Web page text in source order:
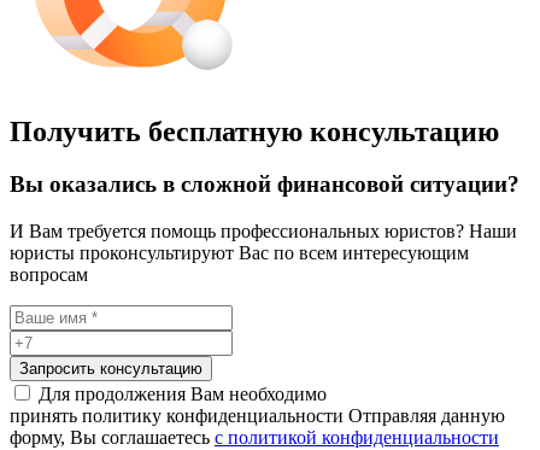
Получить бесплатную консультацию
Вы оказались в сложной финансовой ситуации?
И Вам требуется помощь профессиональных юристов? Наши
юристы проконсультируют Вас по всем интересующим
вопросам
Запросить консультацию
Для продолжения Вам необходимо
принять политику конфиденциальности Отправляя данную
форму, Вы соглашаетесь с политикой конфиденциальности